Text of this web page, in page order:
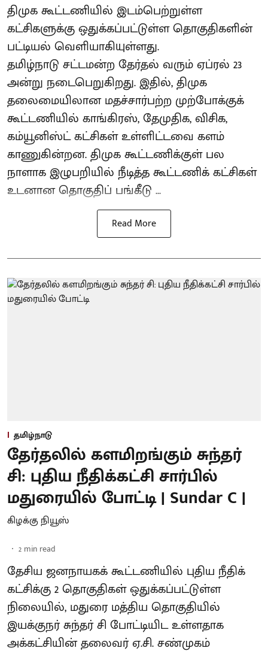
திமுக கூட்டணியில் இடம்பெற்றுள்ள
கட்சிகளுக்கு ஒதுக்கப்பட்டுள்ள தொகுதிகளின்
பட்டியல் வெளியாகியுள்ளது.
தமிழ்நாடு சட்டமன்ற தேர்தல் வரும் ஏப்ரல் 23
அன்று நடைபெறுகிறது. இதில், திமுக
தலைமையிலான மதச்சார்பற்ற முற்போக்குக்
கூட்டணியில் காங்கிரஸ், தேமுதிக, விசிக,
கம்யூனிஸ்ட் கட்சிகள் உள்ளிட்டவை களம்
காணுகின்றன. திமுக கூட்டணிக்குள் பல
நாளாக இழுபறியில் நீடித்த கூட்டணிக் கட்சிகள்
உடனான தொகுதிப் பங்கீடு ...
Read More
தமிழ்நாடு
தேர்தலில் களமிறங்கும் சுந்தர்
சி: புதிய நீதிக்கட்சி சார்பில்
மதுரையில் போட்டி | Sundar C |
கிழக்கு நியூஸ்
2 min read
தேசிய ஜனநாயகக் கூட்டணியில் புதிய நீதிக்
கட்சிக்கு 2 தொகுதிகள் ஒதுக்கப்பட்டுள்ள
நிலையில், மதுரை மத்திய தொகுதியில்
இயக்குநர் சுந்தர் சி போட்டியிட உள்ளதாக
அக்கட்சியின் தலைவர் ஏ.சி. சண்முகம்